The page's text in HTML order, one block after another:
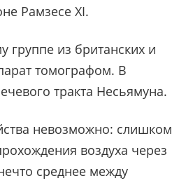
Рамзесе XI.
группе из британских и
томографом. В
тракта Несьямуна.
невозможно: слишком
воздуха через
среднее между